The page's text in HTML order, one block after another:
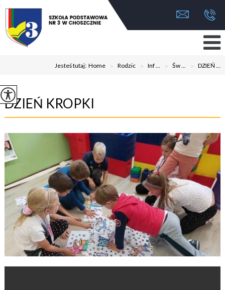
Jesteś tutaj:Home > Rodzic > Inf ... > Św ... > DZIEŃ ...
DZIEŃ KROPKI